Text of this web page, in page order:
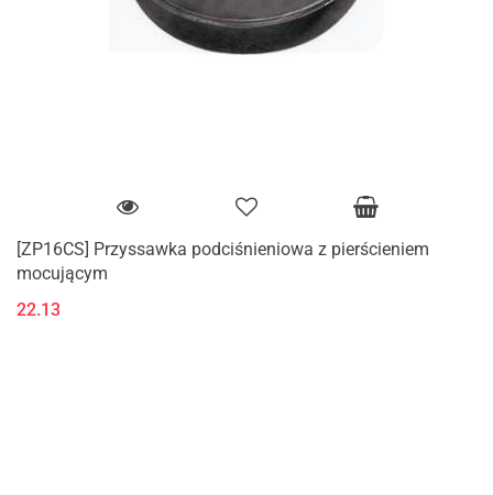
[ZP16CS] Przyssawka podciśnieniowa z pierścieniem
mocującym
22.13